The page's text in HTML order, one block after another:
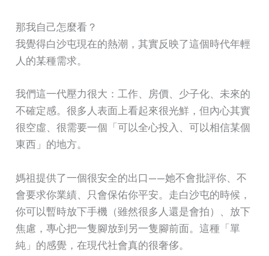
那我自己怎麼看？
我覺得白沙屯現在的熱潮，其實反映了這個時代年輕
人的某種需求。
我們這一代壓力很大：工作、房價、少子化、未來的
不確定感。很多人表面上看起來很光鮮，但內心其實
很空虛、很需要一個「可以全心投入、可以相信某個
東西」的地方。
媽祖提供了一個很安全的出口——她不會批評你、不
會要求你業績、只會保佑你平安。走白沙屯的時候，
你可以暫時放下手機（雖然很多人還是會拍）、放下
焦慮，專心把一隻腳放到另一隻腳前面。這種「單
純」的感覺，在現代社會真的很奢侈。